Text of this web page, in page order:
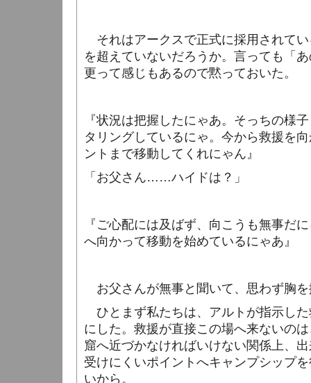
それはアークスで正式に採用されて
を超えていないだろうか。言っても「
更って感じもあるので黙っておいた。
『状況は把握したにゃあ。そっちの様
タリングしているにゃ。今から救援を
ントまで移動してくれにゃん』
「お父さん……ハイドは？」
『ご心配には及ばず、向こうも無事だ
へ向かって移動を始めているにゃあ』
お父さんが無事と聞いて、思わず胸
ひとまず私たちは、アルトが指示し
にした。救援が直接この場へ来ないの
窟へ近づかなければいけない関係上、
受けにくいポイントへキャンプシップ
いから。